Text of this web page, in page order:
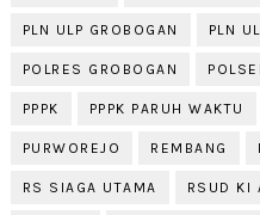
PLN ULP GROBOGAN PLN
POLRES GROBOGAN
PPPK PPPK PARUH WAKTU
PURWOREJO REMBANG
RS SIAGA UTAMA RSUD KI